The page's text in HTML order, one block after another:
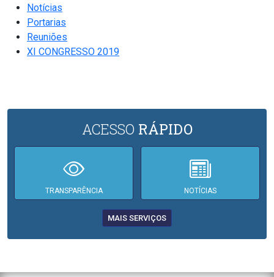
Notícias
Portarias
Reuniões
XI CONGRESSO 2019
ACESSO RÁPIDO
TRANSPARÊNCIA NOTÍCIAS
MAIS SERVIÇOS